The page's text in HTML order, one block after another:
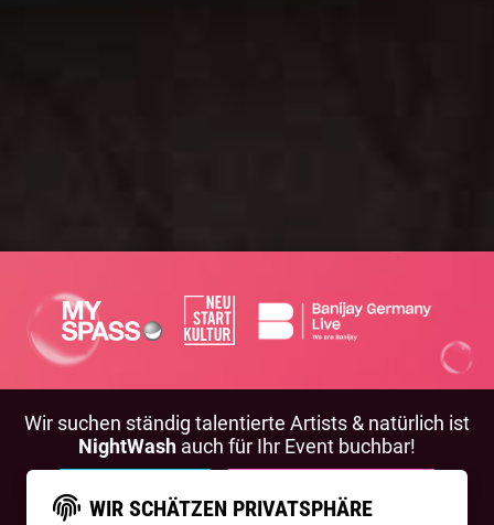
Wir suchen ständig talentierte Artists & natürlich ist
NightWash auch für Ihr Event buchbar!
WIR SCHÄTZEN PRIVATSPHÄRE